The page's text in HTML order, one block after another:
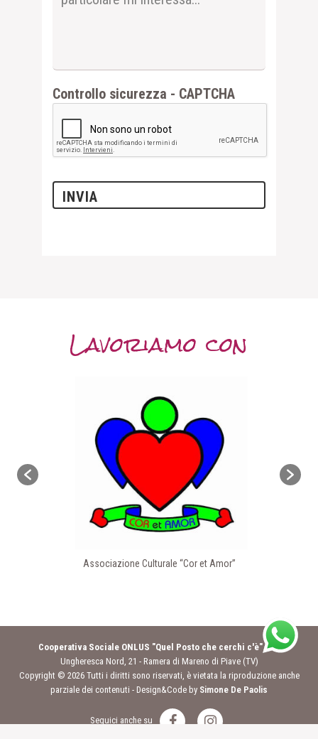
Controllo sicurezza - CAPTCHA
Lavoriamo con
Associazione Culturale “Cor et Amor”
Cooperativa Sociale ONLUS "Quel Posto che cerchi c'è"- Via
Ungheresca Nord, 21 - Ramera di Mareno di Piave (TV)
Copyright © 2026 Tutti i diritti sono riservati, è vietata la riproduzione anche
parziale dei contenuti - Design&Code by Simone De Paolis
Seguici anche su